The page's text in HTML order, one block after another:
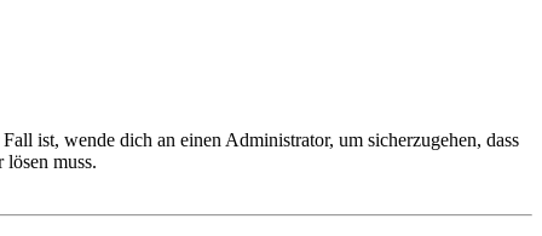
ist, wende dich an einen Administrator, um sicherzugehen, dass
muss.